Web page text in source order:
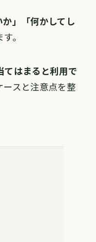
か」「何かしてし
。
てはまると利用で
スと注意点を整